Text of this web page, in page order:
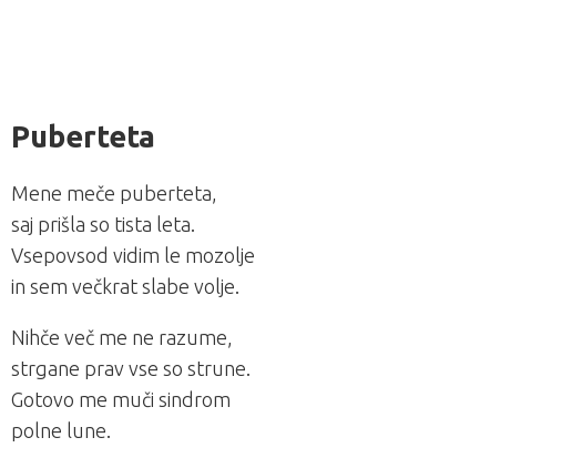
Puberteta
Mene meče puberteta,
saj prišla so tista leta.
Vsepovsod vidim le mozolje
in sem večkrat slabe volje.
Nihče več me ne razume,
strgane prav vse so strune.
Gotovo me muči sindrom
polne lune.